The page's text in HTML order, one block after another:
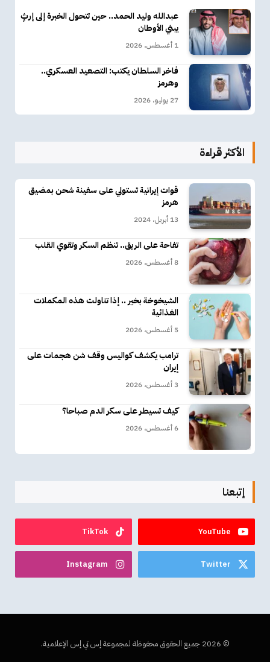
عبدالله وليد الحمد.. حين تتحول الخبرة إلى إرثٍ
يبني الأوطان
1 أغسطس، 2026
فاخر السلطان يكتب: التصعيد العسكري..
وهرمز
27 يوليو، 2026
الأكثر قراءة
قوات إيرانية تستولي على سفينة شحن بمضيق
هرمز
13 أبريل، 2024
تفاحة على الريق.. تنظم السكر وتقوي القلب
8 أغسطس، 2026
الشيخوخة بخير .. إذا تناولت هذه المكملات
الغذائية
5 أغسطس، 2026
ترامب يكشف كواليس وقف شن هجمات على
إيران
3 أغسطس، 2026
كيف تسيطر على سكر الدم صباحا؟
6 أغسطس، 2026
إتبعنا
YouTube
TikTok
Twitter
Instagram
© 2026 جميع الحقوق محفوظة لمجموعة إس تي إس الإعلامية.